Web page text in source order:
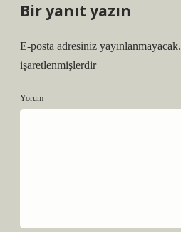
Bir yanıt yazın
E-posta adresiniz yayınlanmayacak.
işaretlenmişlerdir
Yorum